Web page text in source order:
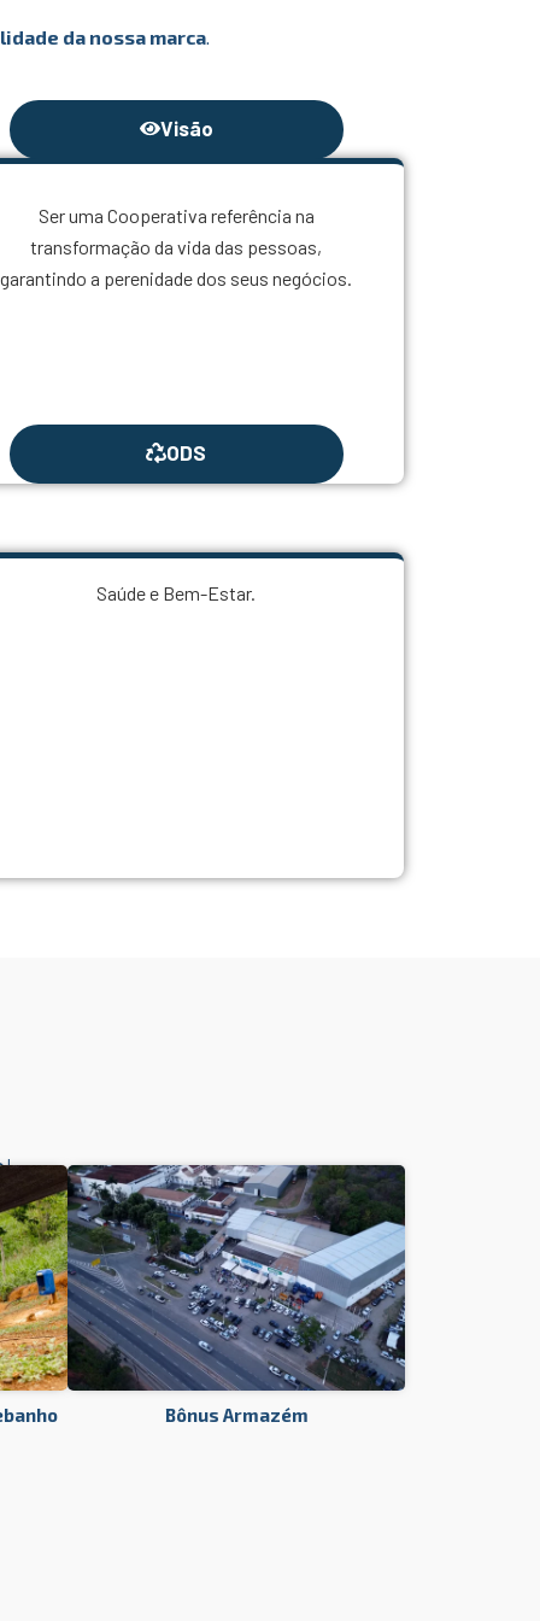
da nossa marca.
Visão
Ser uma Cooperativa referência na
transformação da vida das pessoas,
garantindo a perenidade dos seus negócios.
de Desenvolvimento Sustentável
ODS
Saúde e Bem-Estar.
!
Bônus Armazém